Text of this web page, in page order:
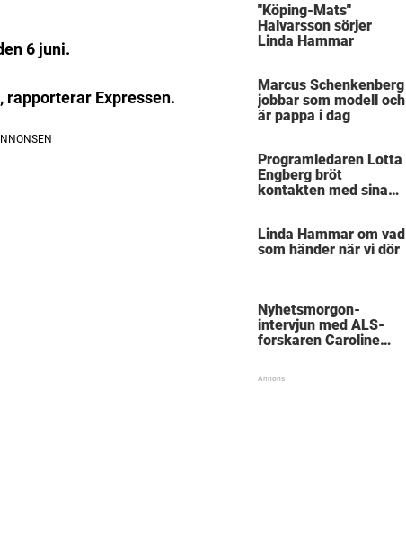
6 juni.
rapporterar Expressen.
"Köping-Mats"
Halvarsson sörjer
Linda Hammar
Marcus Schenkenberg
jobbar som modell och
är pappa i dag
Programledaren Lotta
Engberg bröt
kontakten med sina
Linda Hammar om vad
som händer när vi dör
Nyhetsmorgon-
intervjun med ALS-
forskaren Caroline